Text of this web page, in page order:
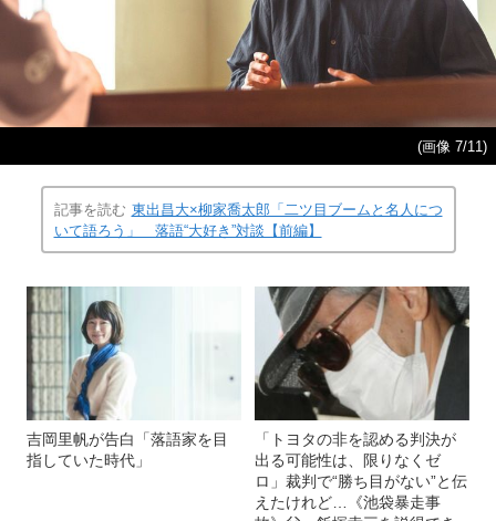
(画像 7/11)
記事を読む 東出昌大×柳家喬太郎「二ツ目ブームと名人につ
いて語ろう」 落語“大好き”対談【前編】
吉岡里帆が告白「落語家を目
指していた時代」
「トヨタの非を認める判決が
出る可能性は、限りなくゼ
ロ」裁判で“勝ち目がない”と伝
えたけれど…《池袋暴走事